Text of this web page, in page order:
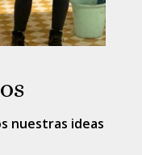
nuestras ideas